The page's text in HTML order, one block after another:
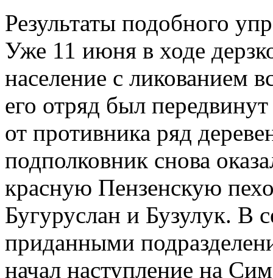
Результаты подобного
Уже 11 июня в ходе
население с ликованием
его отряд был
от противника ряд
подполковник снова
красную Пензенскую
Бугуруслан и Бузулук. В
приданными
начал наступление на